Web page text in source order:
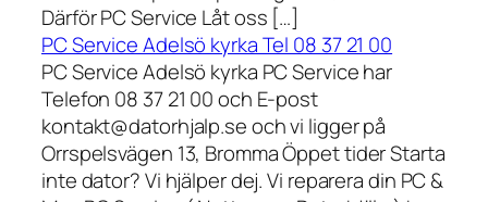
Därför PC Service Låt oss […]
PC Service Adelsö kyrka Tel 08 37 21 00
PC Service Adelsö kyrka PC Service har
Telefon 08 37 21 00 och E-post
kontakt@datorhjalp.se och vi ligger på
Orrspelsvägen 13, Bromma Öppet tider Starta
inte dator? Vi hjälper dej. Vi reparera din PC &